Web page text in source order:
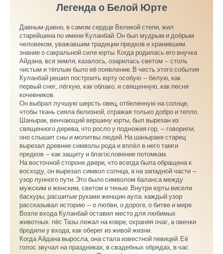
Легенда о Белой Юрте
Давным-давно, в самом сердце Великой степи, жил
старейшина по имени Куланбай. Он был мудрым и добрым
человеком, уважавшим традиции предков и хранившим
знание о сакральной силе юрты. Когда родилась его внучка
Айдана, вся земля, казалось, озарилась светом — столь
чистым и тёплым было её появление. В честь этого события
Куланбай решил построить юрту особую — белую, как
первый снег, лёгкую, как облако, и священную, как песня
кочевников.
Он выбрал лучшую шерсть овец, отбеленную на солнце,
чтобы ткань сияла белизной, отражая только добро и тепло.
Шанырак, венчающий вершину юрты, был вырезан из
священного дерева, что росло у подножия гор, — говорили,
оно слышит сны и молитвы людей. На шаныраке старец
вырезал древние символы рода и вплёл в него тамги
предков — как защиту и благословение потомкам.
На восточной стороне двери, что всегда была обращена к
восходу, он вырезал символ солнца, а на западной части —
узор лунного пути. Это было символом баланса между
мужским и женским, светом и тенью. Внутри юрты висели
баскуры, расшитые руками женщин аула: каждый узор
рассказывал историю — о любви, о дороге, о битве и мире.
Возле входа Куланбай оставил место для любимых
животных: пёс Тазы лежал на ковре, охраняя очаг, а овечки
бродили у входа, как оберег из живой жизни.
Когда Айдана выросла, она стала известной певицей. Её
голос звучал на праздниках, в свадебных обрядах, в час